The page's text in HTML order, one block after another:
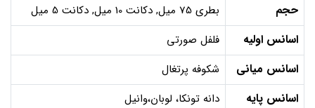
حجم بطری 75 میل, دکانت 10 میل, دکانت 5 میل
اسانس اولیه فلفل صورتی
اسانس میانی شکوفه پرتغال
اسانس پایه دانه تونکا، لوبان،وانیل